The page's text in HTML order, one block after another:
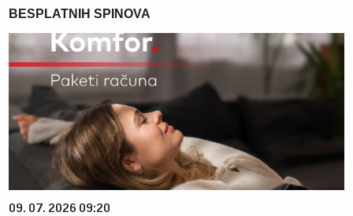
BESPLATNIH SPINOVA
09. 07. 2026 09:20